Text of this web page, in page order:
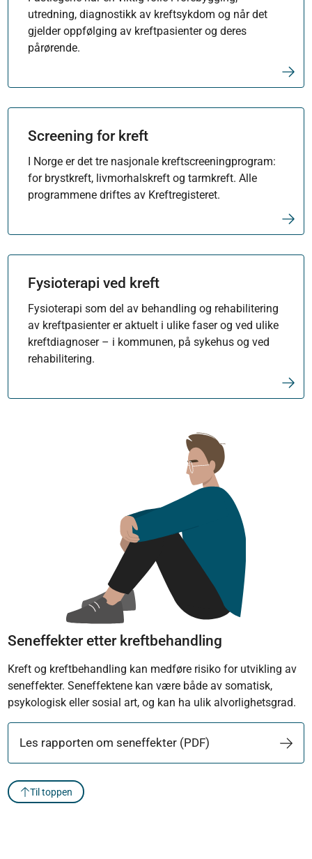
utredning, diagnostikk av kreftsykdom og når det
gjelder oppfølging av kreftpasienter og deres
pårørende.
Screening for kreft
I Norge er det tre nasjonale kreftscreeningprogram:
for brystkreft, livmorhalskreft og tarmkreft. Alle
programmene driftes av Kreftregisteret.
Fysioterapi ved kreft
Fysioterapi som del av behandling og rehabilitering
av kreftpasienter er aktuelt i ulike faser og ved ulike
kreftdiagnoser – i kommunen, på sykehus og ved
rehabilitering.
Seneffekter etter kreftbehandling
Kreft og kreftbehandling kan medføre risiko for utvikling av
seneffekter. Seneffektene kan være både av somatisk,
psykologisk eller sosial art, og kan ha ulik alvorlighetsgrad.
Les rapporten om seneffekter (PDF)
Til toppen